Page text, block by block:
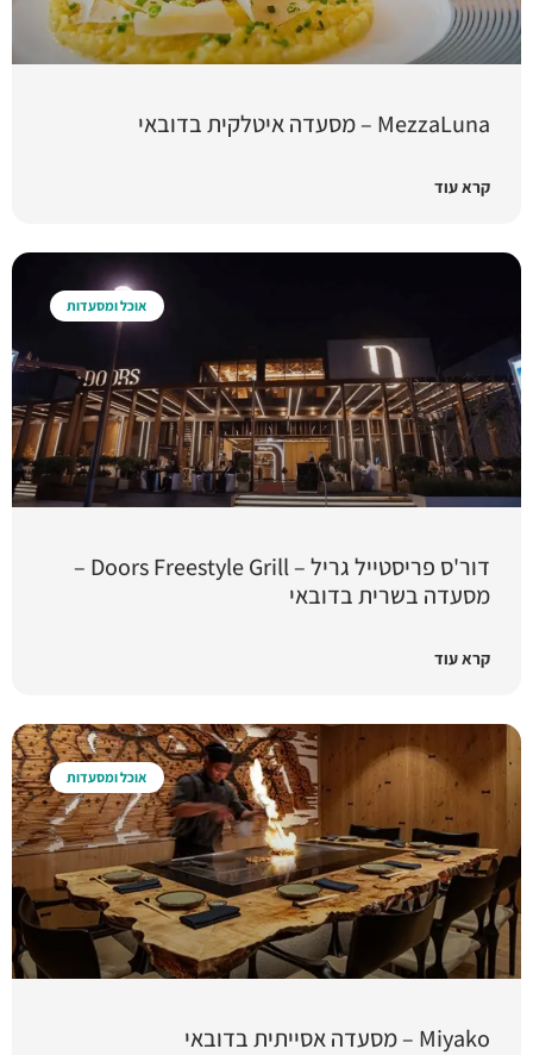
MezzaLuna – מסעדה איטלקית בדובאי
קרא עוד
אוכל ומסעדות
דור'ס פריסטייל גריל – Doors Freestyle Grill –
מסעדה בשרית בדובאי
קרא עוד
אוכל ומסעדות
Miyako – מסעדה אסייתית בדובאי